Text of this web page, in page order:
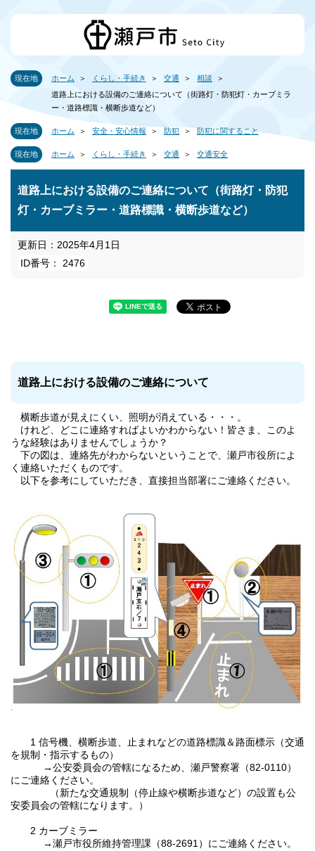
現在地 ホーム くらし・手続き 交通
相談
道路上における設備のご連絡について（街路灯・防犯灯・カーブミラ
ー・道路標識・横断歩道など）
現在地 ホーム 安全・安心情報 防犯 防犯に関すること
現在地 ホーム くらし・手続き 交通 交通安全
道路上における設備のご連絡について（街路灯・防犯
灯・カーブミラー・道路標識・横断歩道など）
更新日：2025年4月1日
ID番号： 2476
道路上における設備のご連絡について
横断歩道が見えにくい、照明が消えている・・・。
けれど、どこに連絡すればよいかわからない！皆さま、このよ
うな経験はありませんでしょうか？
下の図は、連絡先がわからないということで、瀬戸市役所によ
く連絡いただくものです。
以下を参考にしていただき、直接担当部署にご連絡ください。
1 信号機、横断歩道、止まれなどの道路標識＆路面標示（交通
を規制・指示するもの）
→公安委員会の管轄になるため、瀬戸警察署（82-0110）
にご連絡ください。
（新たな交通規制（停止線や横断歩道など）の設置も公
安委員会の管轄になります。）
2 カーブミラー
→瀬戸市役所維持管理課（88-2691）にご連絡ください。